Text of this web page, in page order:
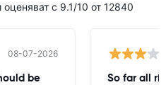
с 9.1/10 от 12840
08-07-2026
be So far all